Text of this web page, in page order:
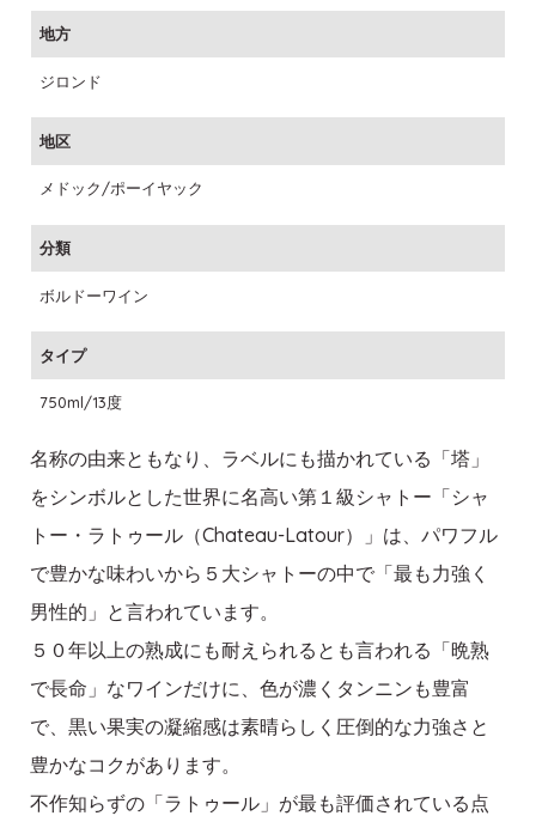
地方
ジロンド
地区
メドック/ポーイヤック
分類
ボルドーワイン
タイプ
750ml/13度
名称の由来ともなり、ラベルにも描かれている「塔」
をシンボルとした世界に名高い第１級シャトー「シャ
トー・ラトゥール（Chateau-Latour）」は、パワフル
で豊かな味わいから５大シャトーの中で「最も力強く
男性的」と言われています。
５０年以上の熟成にも耐えられるとも言われる「晩熟
で長命」なワインだけに、色が濃くタンニンも豊富
で、黒い果実の凝縮感は素晴らしく圧倒的な力強さと
豊かなコクがあります。
不作知らずの「ラトゥール」が最も評価されている点